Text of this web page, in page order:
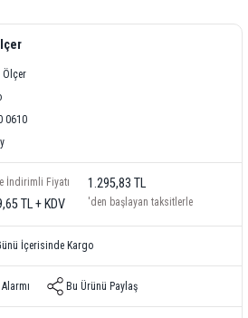
Ölçer
0610
İndirimli Fiyatı
TL + KDV
1.295,83 TL
'den başlayan taksitlerle
İçerisinde Kargo
Bu Ürünü Paylaş